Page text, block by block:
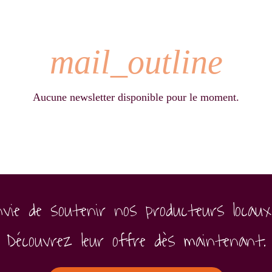
mail_outline
Aucune newsletter disponible pour le moment.
de soutenir nos producteurs
Découvrez leur offre dès maintenant.